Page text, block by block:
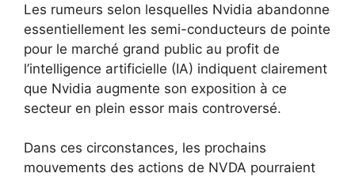
Les rumeurs selon lesquelles Nvidia abandonne
essentiellement les semi-conducteurs de pointe
pour le marché grand public au profit de
l’intelligence artificielle (IA) indiquent clairement
que Nvidia augmente son exposition à ce
secteur en plein essor mais controversé.
Dans ces circonstances, les prochains
mouvements des actions de NVDA pourraient